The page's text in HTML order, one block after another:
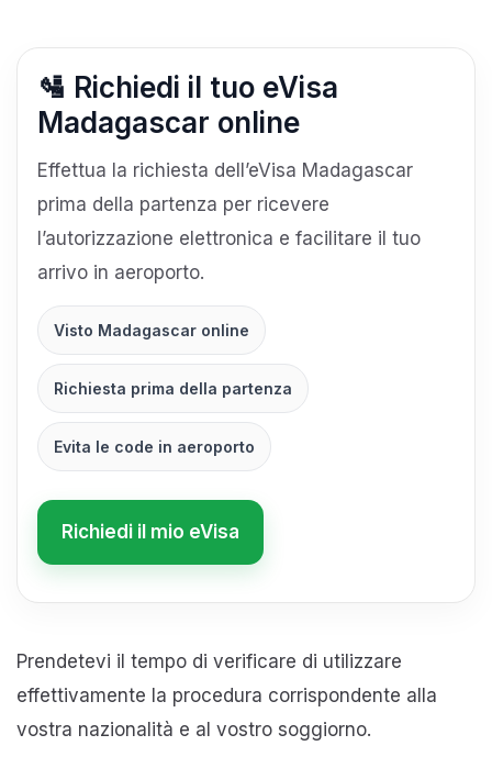
🛂 Richiedi il tuo eVisa
Madagascar online
Effettua la richiesta dell’eVisa Madagascar
prima della partenza per ricevere
l’autorizzazione elettronica e facilitare il tuo
arrivo in aeroporto.
Visto Madagascar online
Richiesta prima della partenza
Evita le code in aeroporto
Richiedi il mio eVisa
Prendetevi il tempo di verificare di utilizzare
effettivamente la procedura corrispondente alla
vostra nazionalità e al vostro soggiorno.